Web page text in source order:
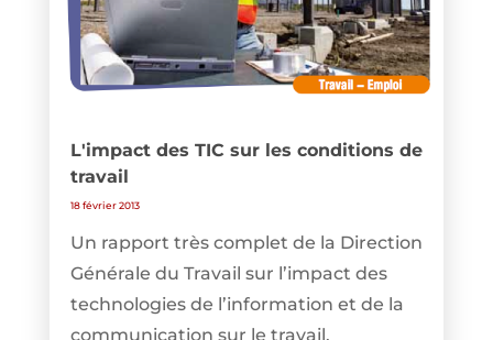
L'impact des TIC sur les conditions de
travail
18 février 2013
Un rapport très complet de la Direction
Générale du Travail sur l’impact des
technologies de l’information et de la
communication sur le travail.